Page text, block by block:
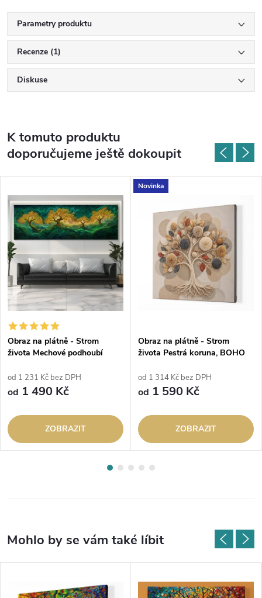
Parametry produktu
Recenze (1)
Diskuse
K tomuto produktu
doporučujeme ještě dokoupit
Obraz na plátně - Strom
života Mechové podhoubí
od 1 231 Kč bez DPH
od 1 490 Kč
ZOBRAZIT
Novinka
Obraz na plátně - Strom
života Pestrá koruna, BOHO
od 1 314 Kč bez DPH
od 1 590 Kč
ZOBRAZIT